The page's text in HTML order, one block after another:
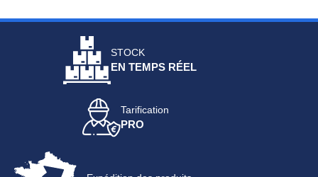
STOCK
EN TEMPS RÉEL
Tarification
PRO